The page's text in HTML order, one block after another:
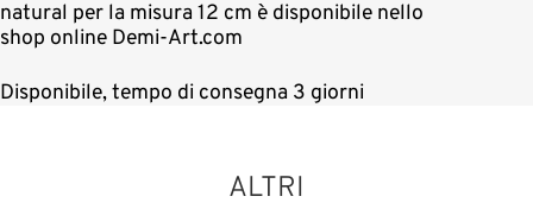
natural per la misura 12 cm è disponibile nello
shop online Demi-Art.com
Disponibile, tempo di consegna 3 giorni
ALTRI